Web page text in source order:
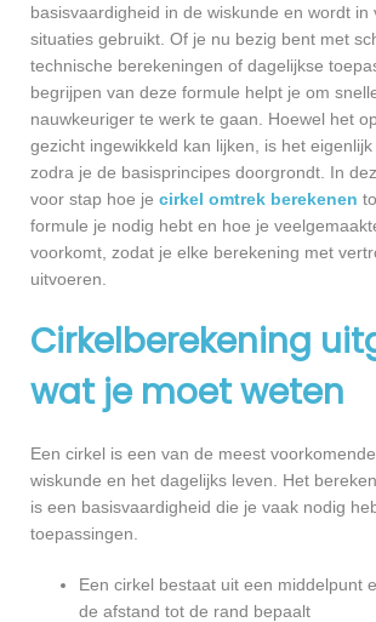
basisvaardigheid in de wiskunde en wordt in
situaties gebruikt. Of je nu bezig bent met
technische berekeningen of dagelijkse
begrijpen van deze formule helpt je om
nauwkeuriger te werk te gaan. Hoewel het
gezicht ingewikkeld kan lijken, is het
zodra je de basisprincipes doorgrondt. In
voor stap hoe je cirkel omtrek berekenen
formule je nodig hebt en hoe je
voorkomt, zodat je elke berekening met
uitvoeren.
Cirkelberekening
wat je moet weten
Een cirkel is een van de meest
wiskunde en het dagelijks leven. Het
is een basisvaardigheid die je vaak nodig
toepassingen.
Een cirkel bestaat uit een middelpunt
de afstand tot de rand bepaalt